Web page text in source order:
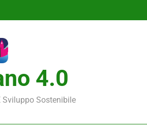
4.0
Sviluppo Sostenibile